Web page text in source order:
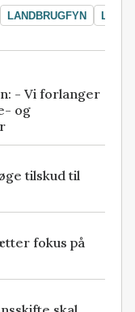
LANDBRUGFYN
- Vi forlanger
og
tilskud til
fokus på